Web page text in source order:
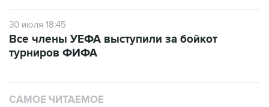
30 июля 18:45
Все члены УЕФА выступили за бойкот
турниров ФИФА
САМОЕ ЧИТАЕМОЕ